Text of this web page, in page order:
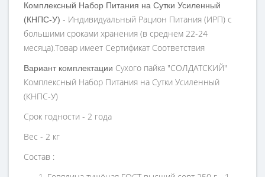
Комплексный Набор Питания на Сутки Усиленный
(КНПС-У) - Индивидуальный Рацион Питания (ИРП) с
большими сроками хранения (в среднем 22-24
месяца).Товар имеет Сертификат Соответствия
Вариант комплектации Сухого пайка "СОЛДАТСКИЙ"
Комплексный Набор Питания на Сутки Усиленный
(КНПС-У)
Срок годности - 2 года
Вес - 2 кг
Состав :